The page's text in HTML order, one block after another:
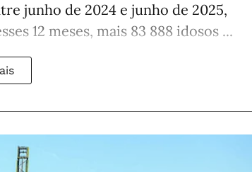
junho de 2024 e junho de 2025,
12 meses, mais 83 888 idosos ...